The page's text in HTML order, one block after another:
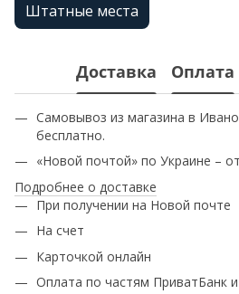
Штатные места
Доставка Оплата
Самовывоз из магазина в
бесплатно.
«Новой почтой» по Украине –
Подробнее о доставке
При получении на Новой почте
На счет
Карточкой онлайн
Оплата по частям ПриватБанк